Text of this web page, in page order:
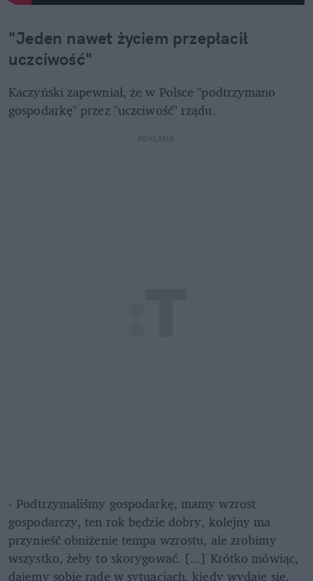
"Jeden nawet życiem przepłacił
uczciwość"
Kaczyński zapewniał, że w Polsce "podtrzymano
gospodarkę" przez "uczciwość" rządu.
REKLAMA
- Podtrzymaliśmy gospodarkę, mamy wzrost
gospodarczy, ten rok będzie dobry, kolejny ma
przynieść obniżenie tempa wzrostu, ale zrobimy
wszystko, żeby to skorygować. [...] Krótko mówiąc,
dajemy sobie radę w sytuacjach, kiedy wydaje się,